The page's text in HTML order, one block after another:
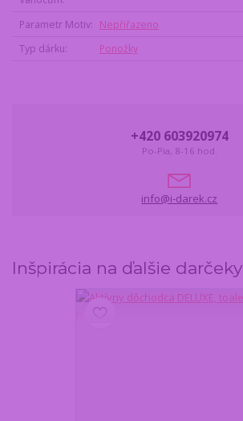
Parametr Motiv
Nepřiřazeno
Typ dárku
Ponožky
+420 603920974
Po-Pia, 8-16 hod.
info@i-darek.cz
Inšpirácia na ďalšie darčeky